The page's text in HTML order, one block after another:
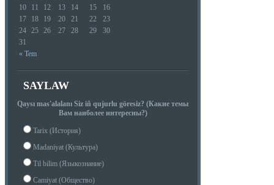
« Tem
10
11 12 13 14 15
16
17
18 19 20 21 22
23
24 25 26 27 28 29
30
31
SAYLAW
Qaysı mas'alalanı Siz iñ qujurlu göresiz? (Какие темы
Вам наиболее интересны?)
Tarix (История)
Madaniyat (Культура)
Til bilim (Языкознание)
Camiyat (Общество)